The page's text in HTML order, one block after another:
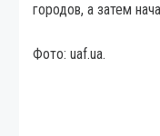
городов, а затем
Фото: uaf.ua.